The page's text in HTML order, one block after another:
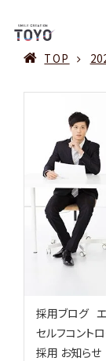
TOP
採用ブログ
セルフコント
採用 お知らせ